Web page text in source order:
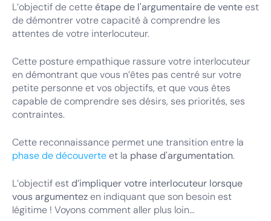
L’objectif de cetteétape de l'argumentaire de venteest
de démontrer votre capacité à comprendre les
attentes de votre interlocuteur.
Cette posture empathique rassure votre interlocuteur
en démontrant que vous n’êtes pas centré sur votre
petite personne et vos objectifs, et que vous êtes
capable de comprendre ses désirs, ses priorités, ses
contraintes.
Cette reconnaissance permet une transition entre la
phase de découverteet la phase d'argumentation.
L’objectif estd’impliquer votre interlocuteur lorsque
vous argumentezen indiquant que son besoin est
légitime ! Voyons comment aller plus loin…